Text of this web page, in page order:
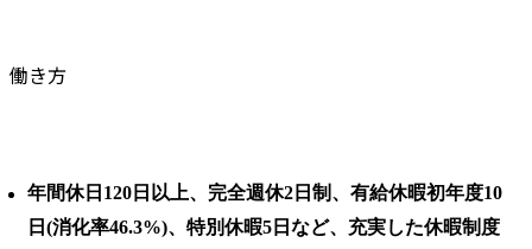
働き方
年間休日120日以上、完全週休2日制、有給休暇初年度10
日(消化率46.3%)、特別休暇5日など、充実した休暇制度